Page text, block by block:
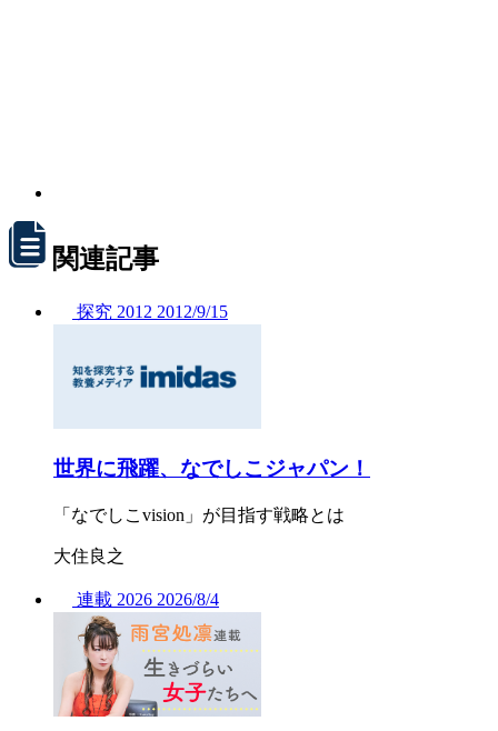
関連記事
探究 2012 2012/9/15
世界に飛躍、なでしこジャパン！
「なでしこvision」が目指す戦略とは
大住良之
連載 2026 2026/8/4